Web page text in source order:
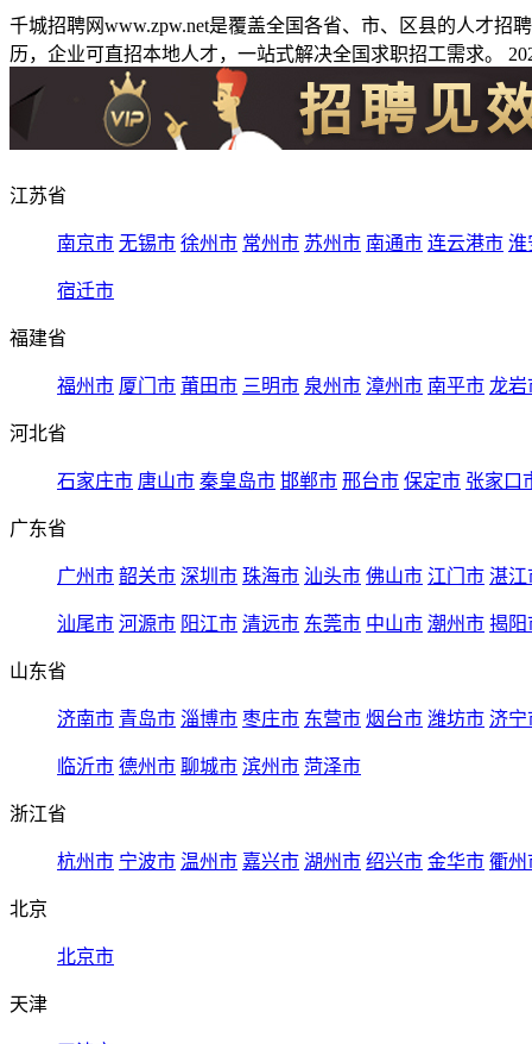
千城招聘网www.zpw.net是覆盖全国各省、市、区县的人才
历，企业可直招本地人才，一站式解决全国求职招工需求。
江苏省
南京市 无锡市 徐州市 常州市 苏州市 南通市 连云港市 淮
宿迁市
福建省
福州市 厦门市 莆田市 三明市 泉州市 漳州市 南平市 龙岩
河北省
石家庄市 唐山市 秦皇岛市 邯郸市 邢台市 保定市 张家口
广东省
广州市 韶关市 深圳市 珠海市 汕头市 佛山市 江门市 湛江
汕尾市 河源市 阳江市 清远市 东莞市 中山市 潮州市 揭阳
山东省
济南市 青岛市 淄博市 枣庄市 东营市 烟台市 潍坊市 济宁
临沂市 德州市 聊城市 滨州市 菏泽市
浙江省
杭州市 宁波市 温州市 嘉兴市 湖州市 绍兴市 金华市 衢州
北京
北京市
天津